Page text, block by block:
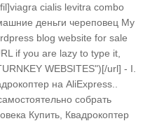
cialis levitra combo
деньги череповец My
blog website for sale
if you are lazy to type it,
WEBSITES")[/url] - I.
на AliExpress..
собрать
Купить, Квадрокоптер